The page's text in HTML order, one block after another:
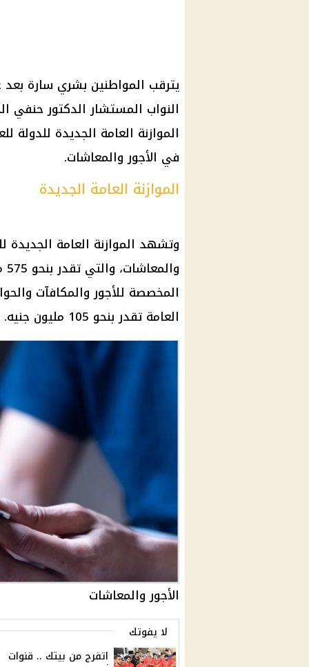
يترقب المواطنين بشري سارة بعد
النواب المستشار الدكتور حنفي
الموازنة العامة الجديدة للدولة للعام
في الأجور والمعاشات.
الموازنة العامة الجديدة
وتشهد الموازنة العامة
المخصصة للأجور والمكافآت
العامة تقدر بنحو 105 مليون جنيه.
الأجور والمعاشات
لا يفوتك
اتفرج من بيتك .. قنوات